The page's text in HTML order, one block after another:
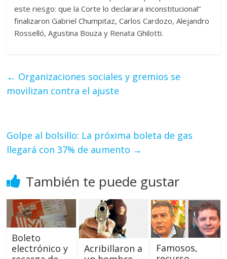
este riesgo: que la Corte lo declarara inconstitucional”
finalizaron Gabriel Chumpitaz, Carlos Cardozo, Alejandro
Rosselló, Agustina Bouza y Renata Ghilotti.
← Organizaciones sociales y gremios se
movilizan contra el ajuste
Golpe al bolsillo: La próxima boleta de gas
llegará con 37% de aumento →
También te puede gustar
Boleto
electrónico y
Acribillaron a
Famosos,